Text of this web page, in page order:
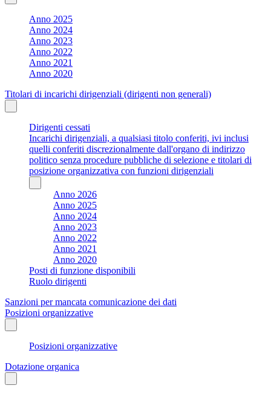
Anno 2025
Anno 2024
Anno 2023
Anno 2022
Anno 2021
Anno 2020
Titolari di incarichi dirigenziali (dirigenti non generali)
Dirigenti cessati
Incarichi dirigenziali, a qualsiasi titolo conferiti, ivi inclusi
quelli conferiti discrezionalmente dall'organo di indirizzo
politico senza procedure pubbliche di selezione e titolari di
posizione organizzativa con funzioni dirigenziali
Anno 2026
Anno 2025
Anno 2024
Anno 2023
Anno 2022
Anno 2021
Anno 2020
Posti di funzione disponibili
Ruolo dirigenti
Sanzioni per mancata comunicazione dei dati
Posizioni organizzative
Posizioni organizzative
Dotazione organica